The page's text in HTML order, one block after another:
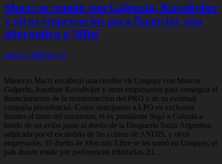
Macri se reunió con Galperín, Kovalivker
y otros empresarios para financiar una
alternativa a Milei
junio 3, 2026 MAD
Mauricio Macri encabezó una cumbre en Uruguay con Marcos
Galperín, Jonathan Kovalivker y otros empresarios para conseguir el
financiamiento de la reconstrucción del PRO y de su eventual
campaña presidencial. Como anticiparon a LPO en exclusiva
fuentes al tanto del encuentro, el ex presidente llegó a Colonia a
bordo de un avión junto al dueño de la Droguería Suizo Argentina,
salpicada por el escándalo de las coimas de ANDIS, y otros
empresarios. El dueño de Mercado Libre se les sumó en Uruguay, el
país donde reside por preferencias tributarias. El…